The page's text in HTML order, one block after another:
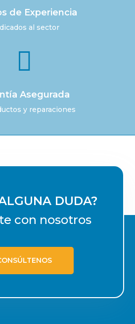
de Experiencia
al sector

Asegurada
y reparaciones
DUDA?
con nosotros